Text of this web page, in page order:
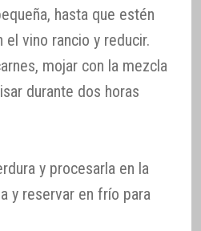
hasta que estén
vino rancio y reducir.
mojar con la mezcla
durante dos horas
y procesarla en la
y reservar en frío para